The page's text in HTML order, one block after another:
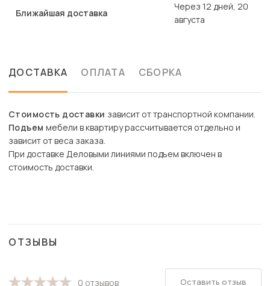
Ближайшая доставка
Через 12 дней, 20
августа
ДОСТАВКА ОПЛАТА СБОРКА
Стоимость доставки зависит от транспортной компании.
Подъем мебели в квартиру рассчитывается отдельно и
зависит от веса заказа.
При доставке Деловыми линиями подъем включен в
стоимость доставки.
ОТЗЫВЫ
0 отзывов Оставить отзыв